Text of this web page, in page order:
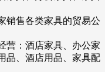
销售各类家具的贸易公
营：酒店家具、办公家
品、酒店用品、家具配